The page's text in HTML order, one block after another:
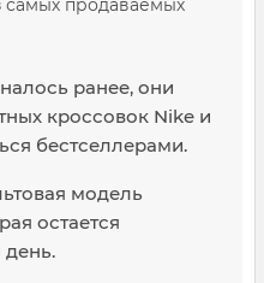
самых продаваемых
ранее, они
кроссовок Nike и
бестселлерами.
модель
остается